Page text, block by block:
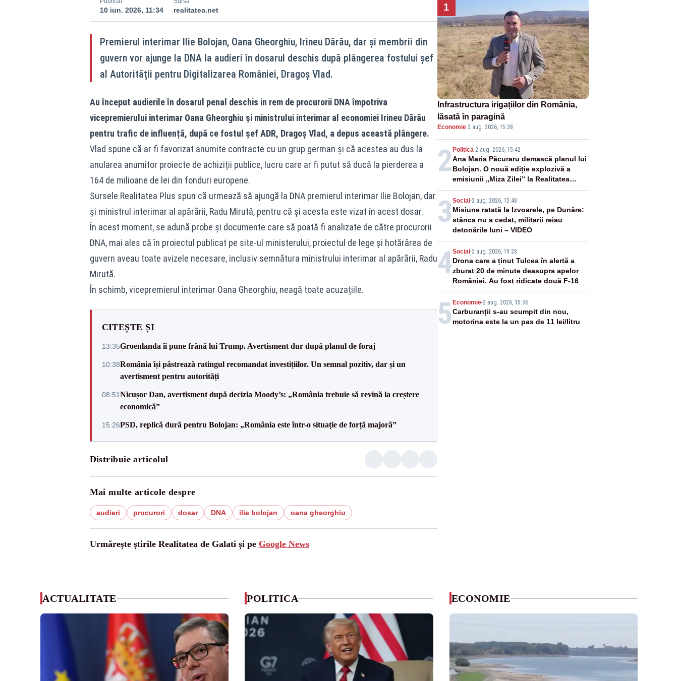
10 iun. 2026, 11:34 realitatea.net
Premierul interimar Ilie Bolojan, Oana Gheorghiu, Irineu Dărău, dar și membrii din
guvern vor ajunge la DNA la audieri în dosarul deschis după plângerea fostului șef
al Autorității pentru Digitalizarea României, Dragoș Vlad.
Au început audierile în dosarul penal deschis in rem de procurorii DNA împotriva
vicepremierului interimar Oana Gheorghiu și ministrului interimar al economiei Irineu Dărău
pentru trafic de influență, după ce fostul șef ADR, Dragoș Vlad, a depus această plângere.
Vlad spune că ar fi favorizat anumite contracte cu un grup german și că acestea au dus la
anularea anumitor proiecte de achiziții publice, lucru care ar fi putut să ducă la pierderea a
164 de milioane de lei din fonduri europene.
Sursele Realitatea Plus spun că urmează să ajungă la DNA premierul interimar Ilie Bolojan, dar
și ministrul interimar al apărării, Radu Mirută, pentru că și acesta este vizat în acest dosar.
În acest moment, se adună probe și documente care să poată fi analizate de către procurorii
DNA, mai ales că în proiectul publicat pe site-ul ministerului, proiectul de lege și hotărârea de
guvern aveau toate avizele necesare, inclusiv semnătura ministrului interimar al apărării, Radu
Mirută.
În schimb, vicepremierul interimar Oana Gheorghiu, neagă toate acuzațiile.
CITEȘTE ȘI
13:35Groenlanda îi pune frână lui Trump. Avertisment dur după planul de foraj
10:38România își păstrează ratingul recomandat investițiilor. Un semnal pozitiv, dar și un
avertisment pentru autorități
08:51Nicușor Dan, avertisment după decizia Moody’s: „România trebuie să revină la creștere
economică”
15:26PSD, replică dură pentru Bolojan: „România este într-o situație de forță majoră”
Distribuie articolul
Mai multe articole despre
audieri procurori dosar DNA ilie bolojan oana gheorghiu
Urmărește știrile Realitatea de Galati și pe Google News
1
Infrastructura irigațiilor din România,
lăsată în paragină
Economie·2 aug. 2026, 15:38
2 Politica-2 aug. 2026, 15:42
Ana Maria Păcuraru demască planul lui
Bolojan. O nouă ediție explozivă a
emisiunii „Miza Zilei” la Realitatea
PLUS
3 Social -2 aug. 2026, 15:48
Misiune ratată la Izvoarele, pe Dunăre:
stânca nu a cedat, militarii reiau
detonările luni – VIDEO
4Social -2 aug. 2026, 19:28
Drona care a ținut Tulcea în alertă a
zburat 20 de minute deasupra apelor
României. Au fost ridicate două F-16
5 Economie-2 aug. 2026, 15:36
Carburanții s-au scumpit din nou,
motorina este la un pas de 11 lei/litru
ACTUALITATE POLITICA ECONOMIE